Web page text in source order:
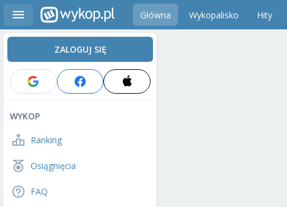
Główna Wykopalisko Hity
ZALOGUJ SIĘ
WYKOP
Ranking
Osiągnięcia
FAQ